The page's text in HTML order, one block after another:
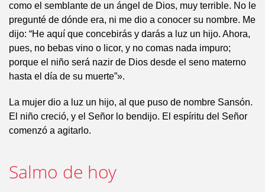
como el semblante de un ángel de Dios, muy terrible. No le
pregunté de dónde era, ni me dio a conocer su nombre. Me
dijo: “He aquí que concebirás y darás a luz un hijo. Ahora,
pues, no bebas vino o licor, y no comas nada impuro;
porque el niño será nazir de Dios desde el seno materno
hasta el día de su muerte”».
La mujer dio a luz un hijo, al que puso de nombre Sansón.
El niño creció, y el Señor lo bendijo. El espíritu del Señor
comenzó a agitarlo.
Salmo de hoy